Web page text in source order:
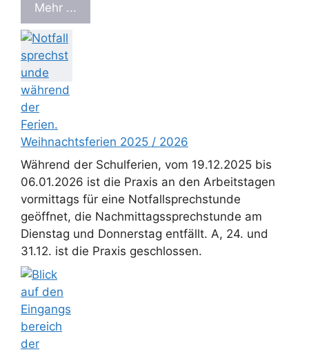
Mehr ...
Weihnachtsferien 2025 / 2026
Während der Schulferien, vom 19.12.2025 bis
06.01.2026 ist die Praxis an den Arbeitstagen
vormittags für eine Notfallsprechstunde
geöffnet, die Nachmittagssprechstunde am
Dienstag und Donnerstag entfällt. A, 24. und
31.12. ist die Praxis geschlossen.